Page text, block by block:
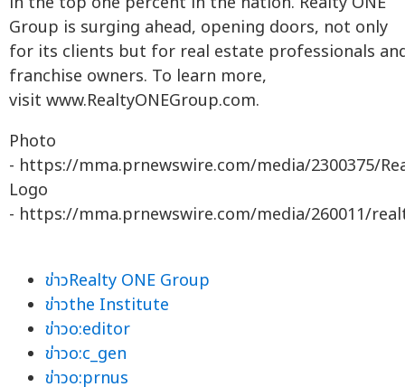
Group is surging ahead, opening doors, not only
for its clients but for real estate professionals
franchise owners. To learn more,
visit www.RealtyONEGroup.com.
Photo
- https://mma.prnewswire.com/media/2300375/
Logo
- https://mma.prnewswire.com/media/260011/
ข่าวRealty ONE Group
ข่าวthe Institute
ข่าวo:editor
ข่าวo:c_gen
ข่าวo:prnus